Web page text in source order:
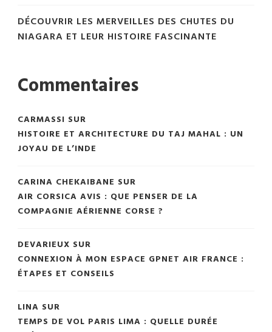
DÉCOUVRIR LES MERVEILLES DES CHUTES DU
NIAGARA ET LEUR HISTOIRE FASCINANTE
Commentaires
CARMASSI SUR
HISTOIRE ET ARCHITECTURE DU TAJ MAHAL : UN
JOYAU DE L’INDE
CARINA CHEKAIBANE SUR
AIR CORSICA AVIS : QUE PENSER DE LA
COMPAGNIE AÉRIENNE CORSE ?
DEVARIEUX SUR
CONNEXION À MON ESPACE GPNET AIR FRANCE :
ÉTAPES ET CONSEILS
LINA SUR
TEMPS DE VOL PARIS LIMA : QUELLE DURÉE